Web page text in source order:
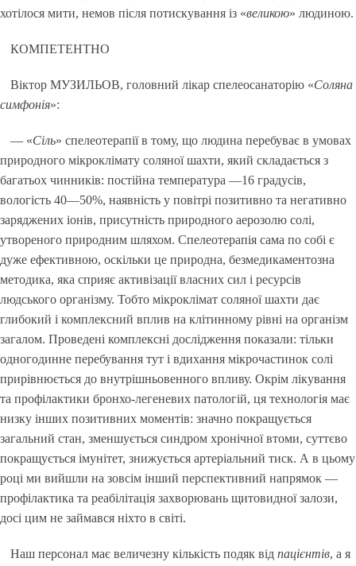
хотілося мити, немов після потискування із «великою» людиною.
КОМПЕТЕНТНО
Віктор МУЗИЛЬОВ, головний лікар спелеосанаторію «Соляна
симфонія»:
— «Сіль» спелеотерапії в тому, що людина перебуває в умовах
природного мікроклімату соляної шахти, який складається з
багатьох чинників: постійна температура —16 градусів,
вологість 40—50%, наявність у повітрі позитивно та негативно
заряджених іонів, присутність природного аерозолю солі,
утвореного природним шляхом. Спелеотерапія сама по собі є
дуже ефективною, оскільки це природна, безмедикаментозна
методика, яка сприяє активізації власних сил і ресурсів
людського організму. Тобто мікроклімат соляної шахти дає
глибокий і комплексний вплив на клітинному рівні на організм
загалом. Проведені комплексні дослідження показали: тільки
одногодинне перебування тут і вдихання мікрочастинок солі
прирівнюється до внутрішньовенного впливу. Окрім лікування
та профілактики бронхо-легеневих патологій, ця технологія має
низку інших позитивних моментів: значно покращується
загальний стан, зменшується синдром хронічної втоми, суттєво
покращується імунітет, знижується артеріальний тиск. А в цьому
році ми вийшли на зовсім інший перспективний напрямок —
профілактика та реабілітація захворювань щитовидної залози,
досі цим не займався ніхто в світі.
Наш персонал має величезну кількість подяк відпацієнтів, а я